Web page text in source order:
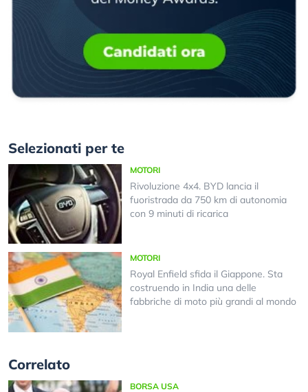
Selezionati per te
MOTORI
Rivoluzione 4x4. BYD lancia il
fuoristrada da 750 km di autonomia
con 9 minuti di ricarica
MOTORI
Royal Enfield sfida il Giappone. Sta
costruendo in India una delle
fabbriche di moto più grandi al mondo
Correlato
BORSA USA